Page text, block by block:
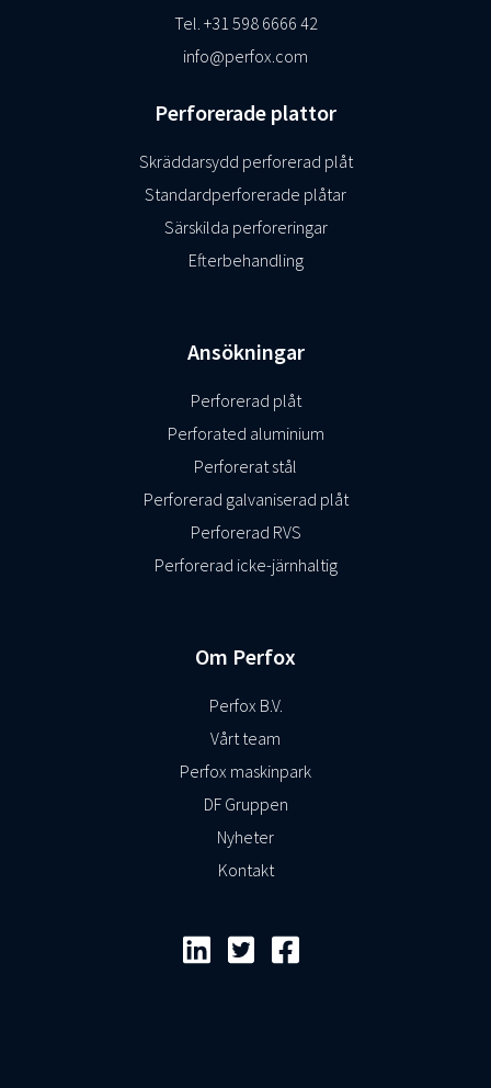
Tel. +31 598 6666 42
info@perfox.com
Perforerade plattor
Skräddarsydd perforerad plåt
Standardperforerade plåtar
Särskilda perforeringar
Efterbehandling
Ansökningar
Perforerad plåt
Perforated aluminium
Perforerat stål
Perforerad galvaniserad plåt
Perforerad RVS
Perforerad icke-järnhaltig
Om Perfox
Perfox B.V.
Vårt team
Perfox maskinpark
DF Gruppen
Nyheter
Kontakt